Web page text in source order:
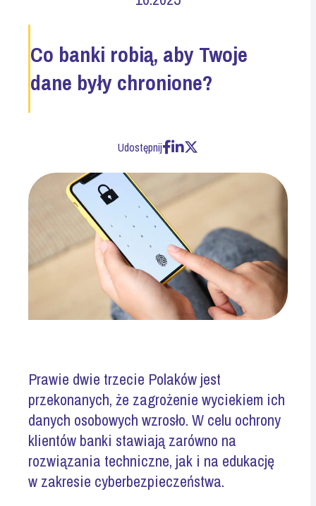
Co banki robią, aby Twoje
dane były chronione?
Udostępnij
Prawie dwie trzecie Polaków jest
przekonanych, że zagrożenie wyciekiem ich
danych osobowych wzrosło. W celu ochrony
klientów banki stawiają zarówno na
rozwiązania techniczne, jak i na edukację
w zakresie cyberbezpieczeństwa.